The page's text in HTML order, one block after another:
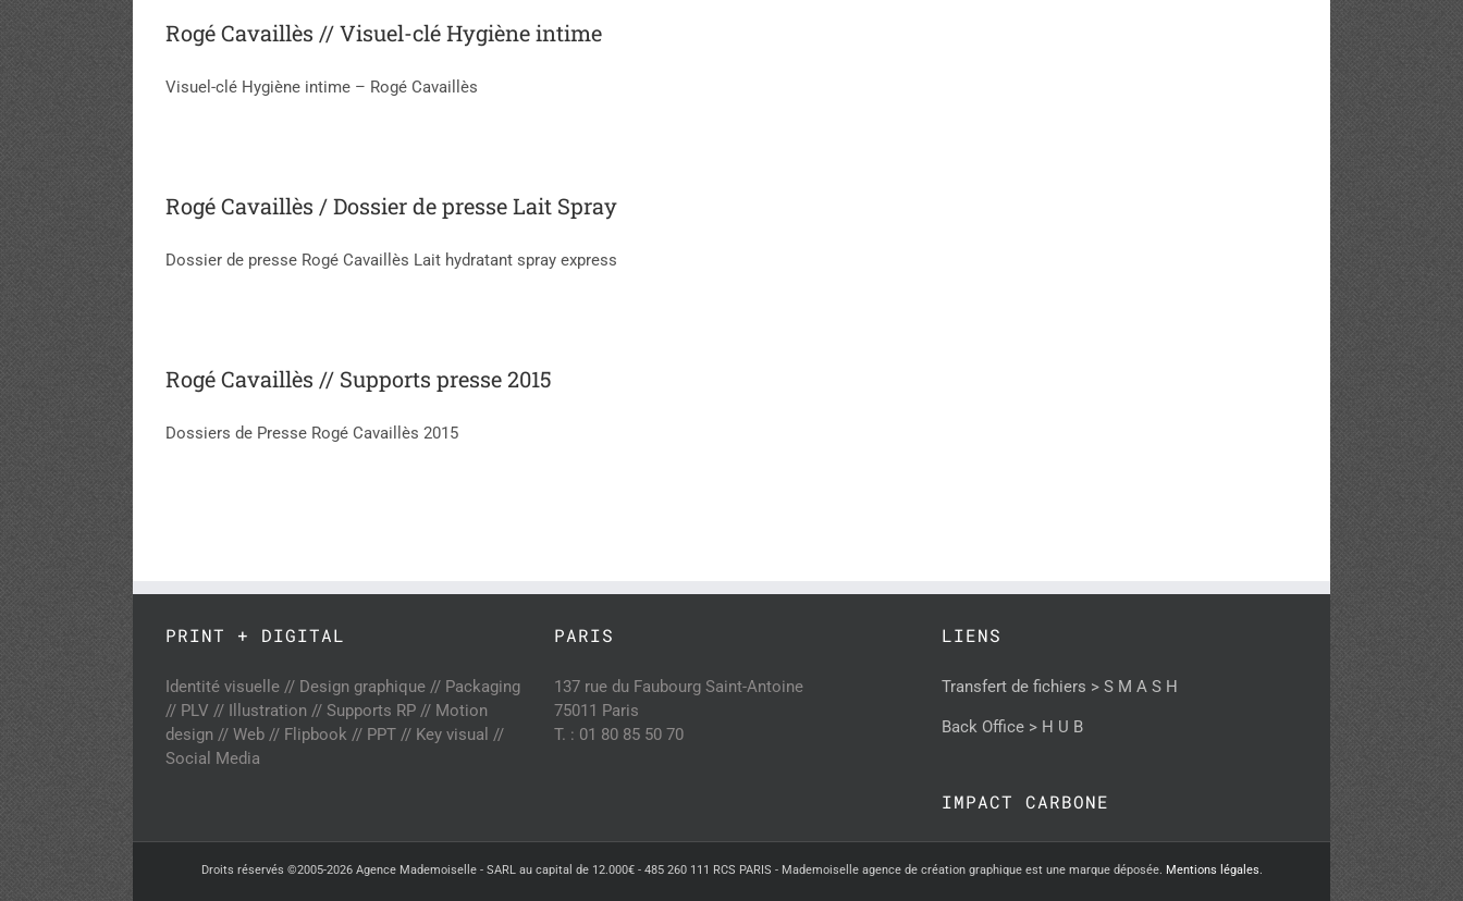
Rogé Cavaillès // Visuel-clé Hygiène intime
Visuel-clé Hygiène intime – Rogé Cavaillès
Rogé Cavaillès / Dossier de presse Lait Spray
Dossier de presse Rogé Cavaillès Lait hydratant spray express
Rogé Cavaillès // Supports presse 2015
Dossiers de Presse Rogé Cavaillès 2015
PRINT + DIGITAL
Identité visuelle // Design graphique // Packaging
// PLV // Illustration // Supports RP // Motion
design // Web // Flipbook // PPT // Key visual //
Social Media
PARIS
137 rue du Faubourg Saint-Antoine
75011 Paris
T. : 01 80 85 50 70
LIENS
Transfert de fichiers > S M A S H
Back Office > H U B
IMPACT CARBONE
Droits réservés ©2005-2026 Agence Mademoiselle - SARL au capital de 12.000€ - 485 260 111 RCS PARIS - Mademoiselle agence de création graphique est une marque déposée. Mentions légales.